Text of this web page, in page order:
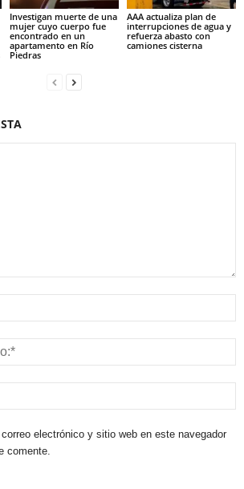
Investigan muerte de una
mujer cuyo cuerpo fue
encontrado en un
apartamento en Río
Piedras
AAA actualiza plan de
interrupciones de agua y
refuerza abasto con
camiones cisterna
electrónico y sitio web en este navegador
comente.